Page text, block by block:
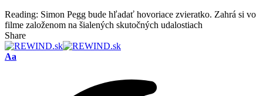
Reading: Simon Pegg bude hľadať hovoriace zvieratko. Zahrá si vo
filme založenom na šialených skutočných udalostiach
Share
Font
Aa